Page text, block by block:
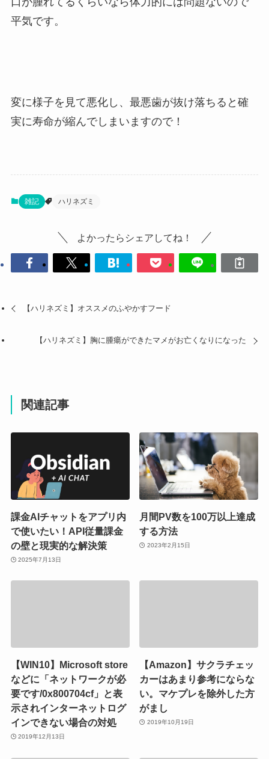
平気です。
変に様子を見て悪化し、最悪歯が抜け落ちると確
実に寿命が縮んでしまいますので！
雑記 ハリネズミ
よかったらシェアしてね！
【ハリネズミ】オススメのふやかすフード
【ハリネズミ】胸に腫瘍ができたマメがお亡くなりになった
関連記事
課金AIチャットをアプリ内
で使いたい！API従量課金
の壁と現実的な解決策
2025年7月13日
月間PV数を100万以上達成
する方法
2023年2月15日
【WIN10】Microsoft store
などに「ネットワークが必
要です/0x800704cf」と表
示されインターネットログ
インできない場合の対処
2019年12月13日
【Amazon】サクラチェッ
カーはあまり参考にならな
い。マケプレを除外した方
がまし
2019年10月19日